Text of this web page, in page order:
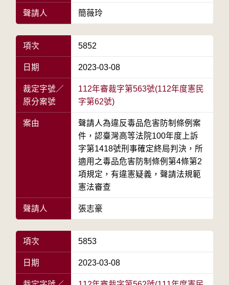
聲請人 簡薇玲
項次 5852
日期 2023-03-08
裁定字號／
原分案號
112年審裁字第563號(112年度憲民
字第62號)
案由
聲請人為違反毒品危害防制條例案
件，認臺灣高等法院100年度上訴
字第1418號刑事確定終局判決，所
適用之毒品危害防制條例第4條第2
項規定，有違憲疑義，聲請法規範
憲法審查
聲請人 張志豪
項次 5853
日期 2023-03-08